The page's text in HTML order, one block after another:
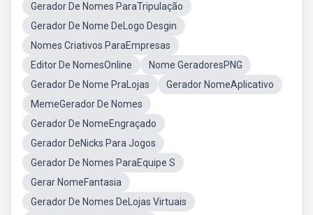
Gerador De Nomes ParaTripulação
Gerador De Nome DeLogo Desgin
Nomes Criativos ParaEmpresas
Editor De NomesOnline
Nome GeradoresPNG
Gerador De Nome PraLojas
Gerador NomeAplicativo
MemeGerador De Nomes
Gerador De NomeEngraçado
Gerador DeNicks Para Jogos
Gerador De Nomes ParaEquipe S
Gerar NomeFantasia
Gerador De Nomes DeLojas Virtuais